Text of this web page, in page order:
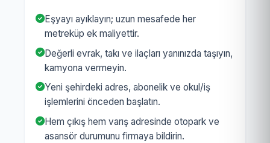
Eşyayı ayıklayın; uzun mesafede her
metreküp ek maliyettir.
Değerli evrak, takı ve ilaçları yanınızda taşıyın,
kamyona vermeyin.
Yeni şehirdeki adres, abonelik ve okul/iş
işlemlerini önceden başlatın.
Hem çıkış hem varış adresinde otopark ve
asansör durumunu firmaya bildirin.